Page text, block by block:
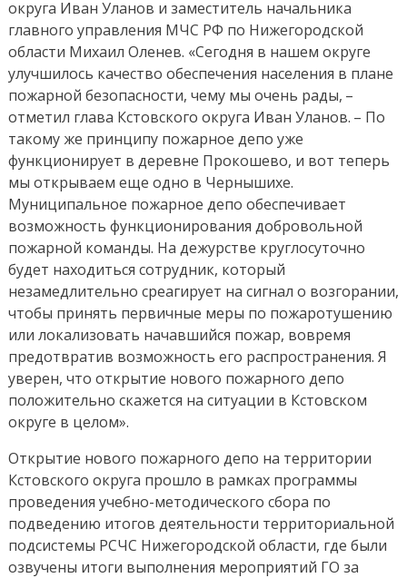
округа Иван Уланов и заместитель начальника
главного управления МЧС РФ по Нижегородской
области Михаил Оленев. «Сегодня в нашем округе
улучшилось качество обеспечения населения в плане
пожарной безопасности, чему мы очень рады, –
отметил глава Кстовского округа Иван Уланов. – По
такому же принципу пожарное депо уже
функционирует в деревне Прокошево, и вот теперь
мы открываем еще одно в Чернышихе.
Муниципальное пожарное депо обеспечивает
возможность функционирования добровольной
пожарной команды. На дежурстве круглосуточно
будет находиться сотрудник, который
незамедлительно среагирует на сигнал о возгорании,
чтобы принять первичные меры по пожаротушению
или локализовать начавшийся пожар, вовремя
предотвратив возможность его распространения. Я
уверен, что открытие нового пожарного депо
положительно скажется на ситуации в Кстовском
округе в целом».
Открытие нового пожарного депо на территории
Кстовского округа прошло в рамках программы
проведения учебно-методического сбора по
подведению итогов деятельности территориальной
подсистемы РСЧС Нижегородской области, где были
озвучены итоги выполнения мероприятий ГО за